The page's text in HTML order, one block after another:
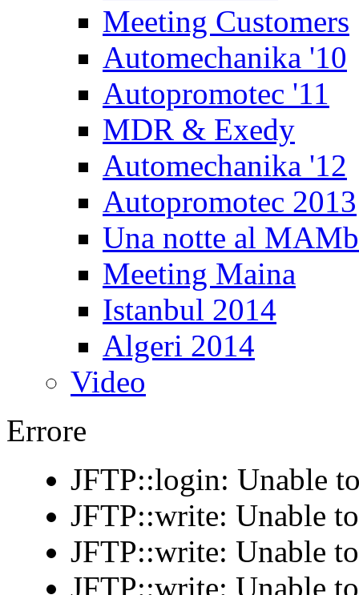
Meeting Customers
Automechanika '10
Autopromotec '11
MDR & Exedy
Automechanika '12
Autopromotec 2013
Una notte al
Meeting Maina
Istanbul 2014
Algeri 2014
Video
Errore
JFTP::login: Unable
JFTP::write: Unable
JFTP::write: Unable
JFTP::write: Unable